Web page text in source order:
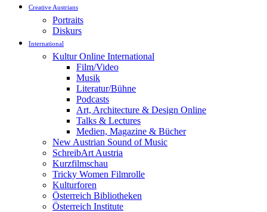
Creative Austrians
Portraits
Diskurs
International
Kultur Online International
Film/Video
Musik
Literatur/Bühne
Podcasts
Art, Architecture & Design Online
Talks & Lectures
Medien, Magazine & Bücher
New Austrian Sound of Music
SchreibArt Austria
Kurzfilmschau
Tricky Women Filmrolle
Kulturforen
Österreich Bibliotheken
Österreich Institute